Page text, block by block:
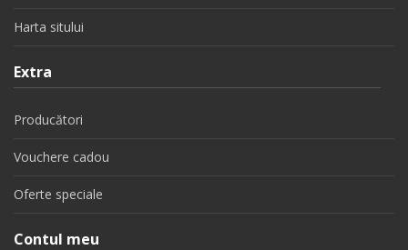
Harta sitului
Extra
Producători
Vouchere cadou
Oferte speciale
Contul meu